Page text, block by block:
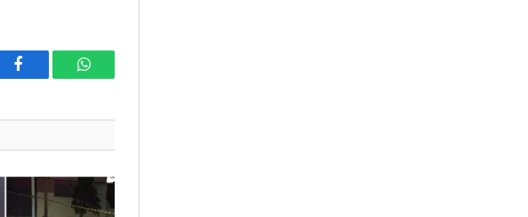
Facebook WhatsApp